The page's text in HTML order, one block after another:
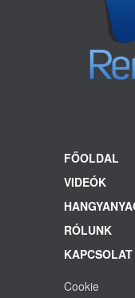
FŐOLDAL
VIDEÓK
RÓLUNK
KAPCSOLAT
Cookie